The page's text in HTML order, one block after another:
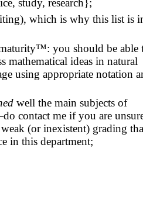
study, research};
which is why this list is
you should be able
mathematical ideas in natural
using appropriate notation
well the main subjects of
contact me if you are
(or inexistent) grading
in this department;